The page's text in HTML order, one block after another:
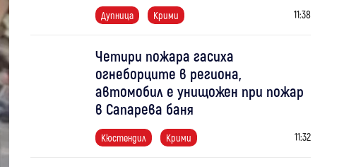
Дупница Крими 11:38
Четири пожара гасиха
огнеборците в региона,
автомобил е унищожен при пожар
в Сапарева баня
Кюстендил Крими 11:32